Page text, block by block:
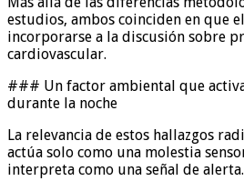
estudios, ambos coinciden en que
incorporarse a la discusión sobre
cardiovascular.
### Un factor ambiental que
durante la noche
La relevancia de estos hallazgos
actúa solo como una molestia
interpreta como una señal de alerta.